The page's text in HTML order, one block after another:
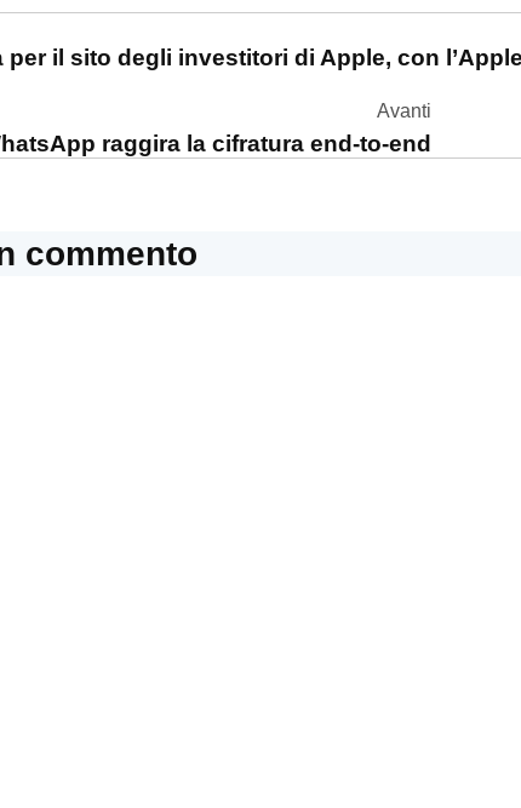
per il sito degli investitori di Apple, con
Avanti
raggira la cifratura end-to-end
commento